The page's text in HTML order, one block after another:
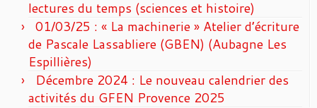
lectures du temps (sciences et histoire)
01/03/25 : « La machinerie » Atelier d’écriture
de Pascale Lassabliere (GBEN) (Aubagne Les
Espillières)
Décembre 2024 : Le nouveau calendrier des
activités du GFEN Provence 2025